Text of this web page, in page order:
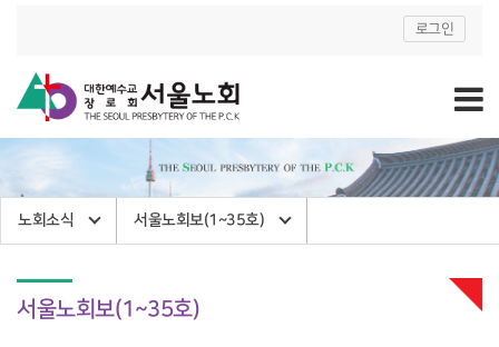
로그인
노회소식 서울노회보(1~35호)
서울노회보(1~35호)